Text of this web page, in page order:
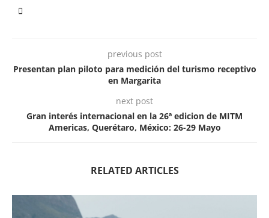
previous post
Presentan plan piloto para medición del turismo receptivo
en Margarita
next post
Gran interés internacional en la 26ª edicion de MITM
Americas, Querétaro, México: 26-29 Mayo
RELATED ARTICLES